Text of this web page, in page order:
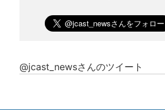
@jcast_newsさんのツイート